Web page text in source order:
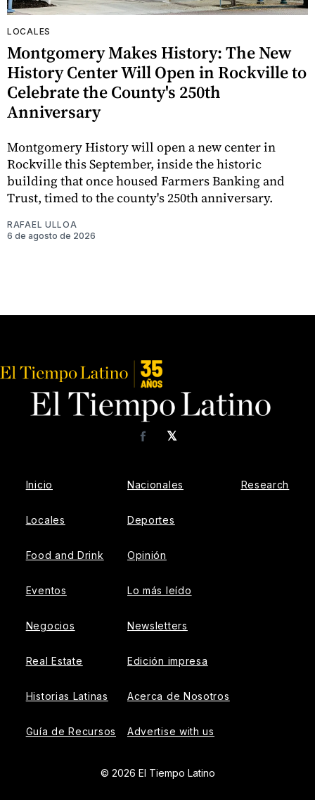
LOCALES
Montgomery Makes History: The New
History Center Will Open in Rockville to
Celebrate the County's 250th
Anniversary
Montgomery History will open a new center in
Rockville this September, inside the historic
building that once housed Farmers Banking and
Trust, timed to the county's 250th anniversary.
RAFAEL ULLOA
6 de agosto de 2026
𝕏
Facebook
Inicio
Locales
Food and Drink
Eventos
Negocios
Real Estate
Historias Latinas
Guía de Recursos
Nacionales
Deportes
Opinión
Lo más leído
Newsletters
Edición impresa
Acerca de Nosotros
Advertise with us
Research
© 2026 El Tiempo Latino